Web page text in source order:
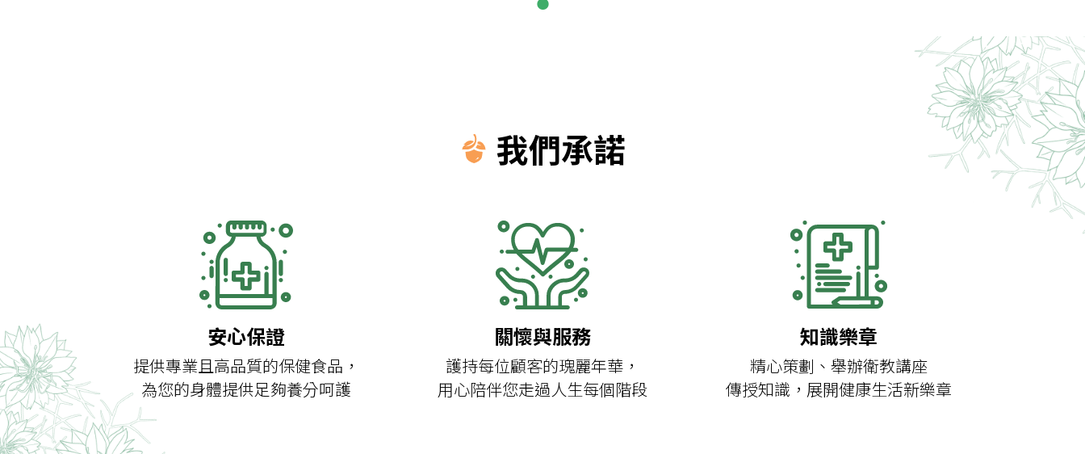
我們承諾
安心保證
提供專業且高品質的保健食品，
為您的身體提供足夠養分呵護
關懷與服務
護持每位顧客的瑰麗年華，
用心陪伴您走過人生每個階段
知識樂章
精心策劃、舉辦衛教講座
傳授知識，展開健康生活新樂章